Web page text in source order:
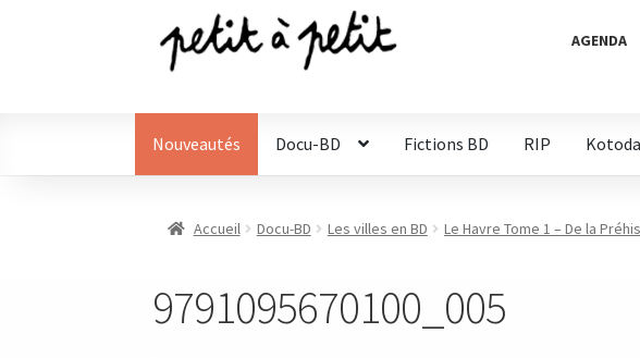
Aller
navigation
Aller
AGENDA
Nouveautés Docu-BD Fictions BD RIP
Accueil Docu-BD Les villes en BD Le Havre Tome 1 – De la
9791095670100_005